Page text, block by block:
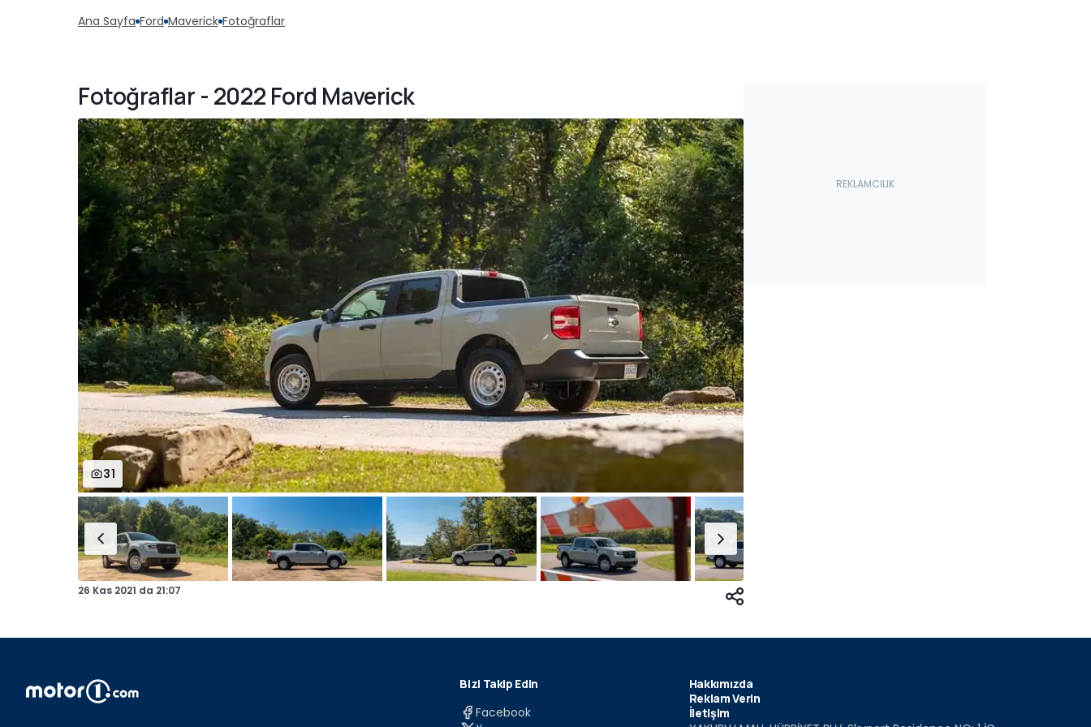
Ana Sayfa Ford Maverick Fotoğraflar
Fotoğraflar - 2022 Ford Maverick
31
26 Kas 2021 da 21:07
Bizi Takip Edin
Facebook
Hakkımızda
Reklam Verin
İletişim